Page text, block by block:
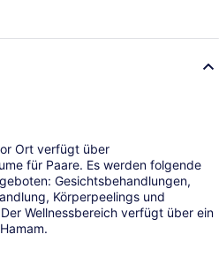
Ort verfügt über
für Paare. Es werden folgende
Gesichtsbehandlungen,
Körperpeelings und
Wellnessbereich verfügt über ein